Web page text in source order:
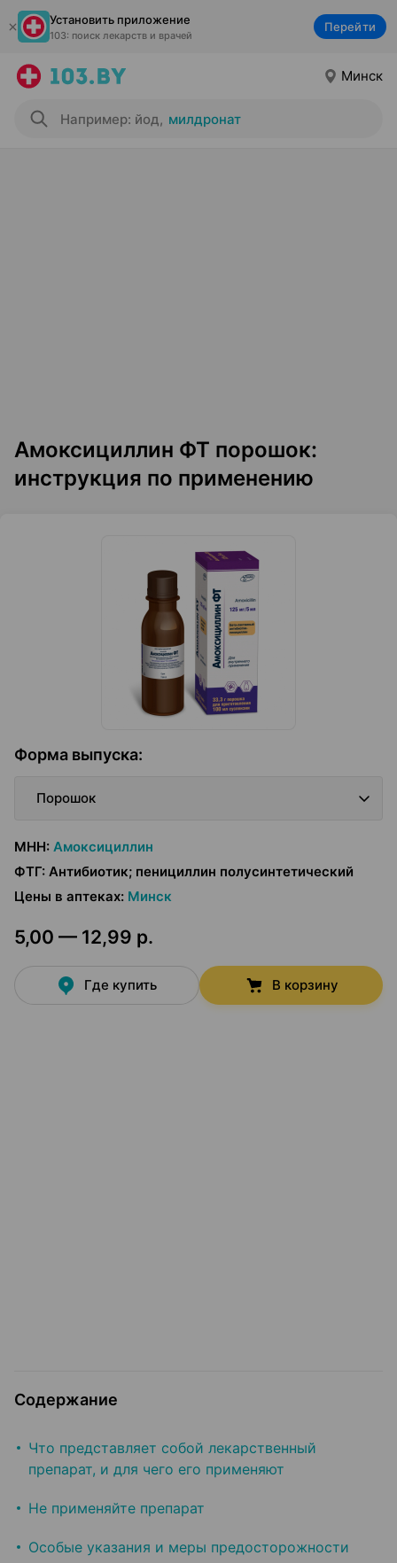
Установить приложение
103: поиск лекарств и врачей
Перейти
Минск
Например: йод, милдронат
Амоксициллин ФТ порошок:
инструкция по применению
Форма выпуска:
Порошок
МНН: Амоксициллин
ФТГ: Антибиотик; пенициллин полусинтетический
Цены в аптеках: Минск
5,00 — 12,99 р.
Где купить В корзину
Содержание
Что представляет собой лекарственный
препарат, и для чего его применяют
Не применяйте препарат
Особые указания и меры предосторожности